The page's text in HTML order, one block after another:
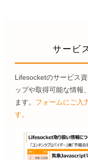
サービ
Lifesocketのサービス
ップや取得可能な情報
ます。 フォームにご入
す。